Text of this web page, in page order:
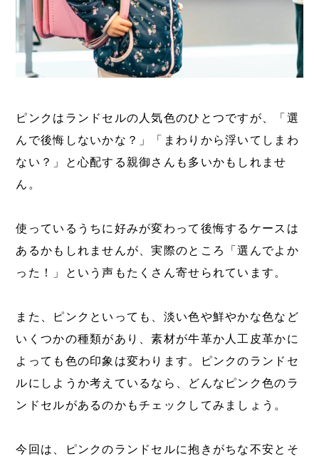
ピンクはランドセルの人気色のひとつですが、「選
んで後悔しないかな？」「まわりから浮いてしまわ
ない？」と心配する親御さんも多いかもしれませ
ん。
使っているうちに好みが変わって後悔するケースは
あるかもしれませんが、実際のところ「選んでよか
った！」という声もたくさん寄せられています。
また、ピンクといっても、淡い色や鮮やかな色など
いくつかの種類があり、素材が牛革か人工皮革かに
よっても色の印象は変わります。ピンクのランドセ
ルにしようか考えているなら、どんなピンク色のラ
ンドセルがあるのかもチェックしてみましょう。
今回は、ピンクのランドセルに抱きがちな不安とそ